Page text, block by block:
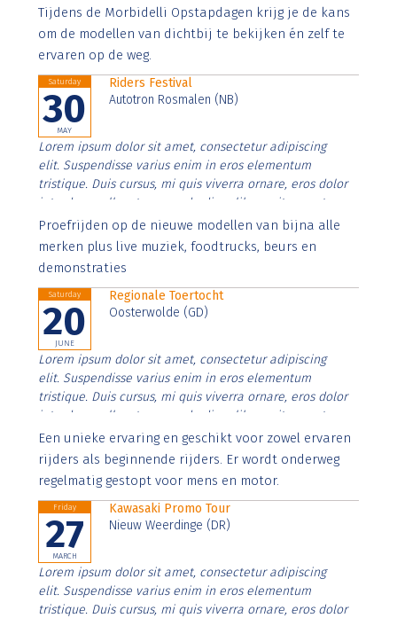
Aenean faucibus nibh et justo cursus id rutrum lorem
imperdiet. Nunc ut sem vitae risus tristique posuere.
Tijdens de Morbidelli Opstapdagen krijg je de kans
om de modellen van dichtbij te bekijken én zelf te
ervaren op de weg.
Saturday
30
MAY
Riders Festival
Autotron Rosmalen (NB)
Lorem ipsum dolor sit amet, consectetur adipiscing
elit. Suspendisse varius enim in eros elementum
tristique. Duis cursus, mi quis viverra ornare, eros dolor
interdum nulla, ut commodo diam libero vitae erat.
Aenean faucibus nibh et justo cursus id rutrum lorem
imperdiet. Nunc ut sem vitae risus tristique posuere.
Proefrijden op de nieuwe modellen van bijna alle
merken plus live muziek, foodtrucks, beurs en
demonstraties
Saturday
20
JUNE
Regionale Toertocht
Oosterwolde (GD)
Lorem ipsum dolor sit amet, consectetur adipiscing
elit. Suspendisse varius enim in eros elementum
tristique. Duis cursus, mi quis viverra ornare, eros dolor
interdum nulla, ut commodo diam libero vitae erat.
Aenean faucibus nibh et justo cursus id rutrum lorem
imperdiet. Nunc ut sem vitae risus tristique posuere.
Een unieke ervaring en geschikt voor zowel ervaren
rijders als beginnende rijders. Er wordt onderweg
regelmatig gestopt voor mens en motor.
Friday
27
MARCH
Kawasaki Promo Tour
Nieuw Weerdinge (DR)
Lorem ipsum dolor sit amet, consectetur adipiscing
elit. Suspendisse varius enim in eros elementum
tristique. Duis cursus, mi quis viverra ornare, eros dolor